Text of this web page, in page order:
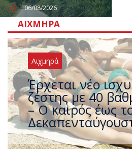
06/08/2026
ΑΙΧΜΗΡΆ
Αιχμηρά
Άφαντος ο
που η χώρα